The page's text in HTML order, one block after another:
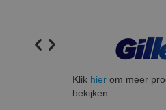
Klik hierom meer
bekijken